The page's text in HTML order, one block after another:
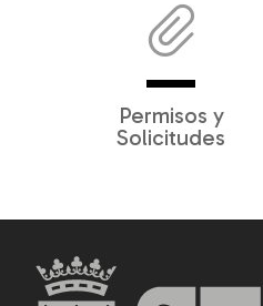
Permisos y
Solicitudes